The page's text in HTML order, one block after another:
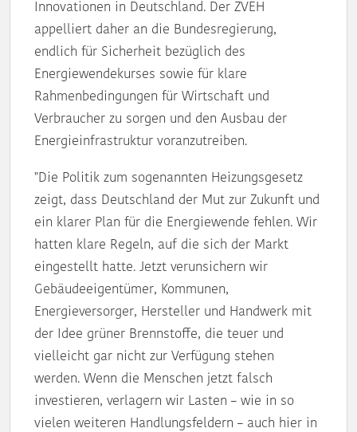
Innovationen in Deutschland. Der ZVEH
appelliert daher an die Bundesregierung,
endlich für Sicherheit bezüglich des
Energiewendekurses sowie für klare
Rahmenbedingungen für Wirtschaft und
Verbraucher zu sorgen und den Ausbau der
Energieinfrastruktur voranzutreiben.
"Die Politik zum sogenannten Heizungsgesetz
zeigt, dass Deutschland der Mut zur Zukunft und
ein klarer Plan für die Energiewende fehlen. Wir
hatten klare Regeln, auf die sich der Markt
eingestellt hatte. Jetzt verunsichern wir
Gebäudeeigentümer, Kommunen,
Energieversorger, Hersteller und Handwerk mit
der Idee grüner Brennstoffe, die teuer und
vielleicht gar nicht zur Verfügung stehen
werden. Wenn die Menschen jetzt falsch
investieren, verlagern wir Lasten – wie in so
vielen weiteren Handlungsfeldern – auch hier in